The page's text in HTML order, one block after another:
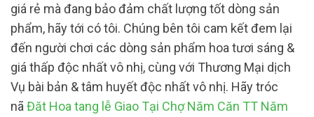
giá rẻ mà đang bảo đảm chất lượng tốt dòng sản
phẩm, hãy tới có tôi. Chúng bên tôi cam kết đem lại
đến người chơi các dòng sản phẩm hoa tươi sáng &
giá thấp độc nhất vô nhị, cùng với Thương Mại dịch
Vụ bài bản & tâm huyết độc nhất vô nhị. Hãy tróc
nã Đăt Hoa tang lễ Giao Tại Chợ Năm Căn TT Năm